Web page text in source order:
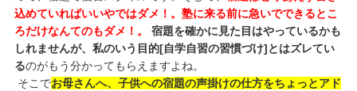
込めていればいいやではダメ！。塾に来る前に急いでできるとこ
ろだけなんてのもダメ！。
宿題を確かに見た目はやっているかも
しれませんが、私のいう目的[自学自習の習慣づけ]とはズレてい
るのがもう分かってもらえますよね。
そこでお母さんへ、子供への宿題の声掛けの仕方をちょっとアド